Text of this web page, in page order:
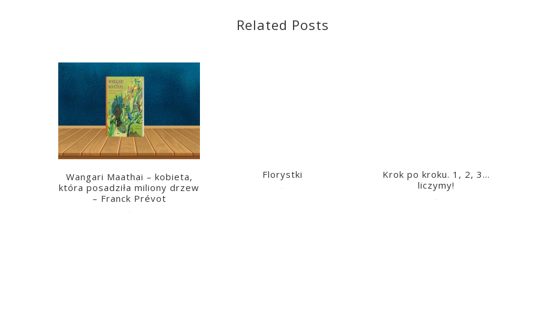
Related Posts
Wangari Maathai – kobieta,
która posadziła miliony drzew
– Franck Prévot
Florystki
Krok po kroku. 1, 2, 3…
liczymy!